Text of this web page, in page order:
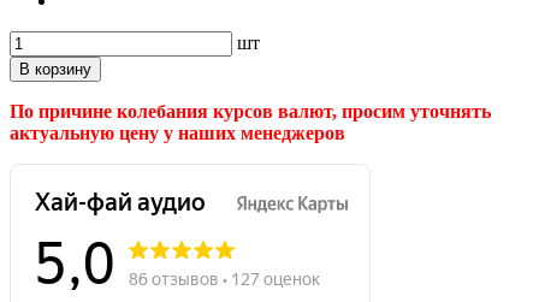
шт
В корзину
По причине колебания курсов валют, просим уточнять
актуальную цену у наших менеджеров